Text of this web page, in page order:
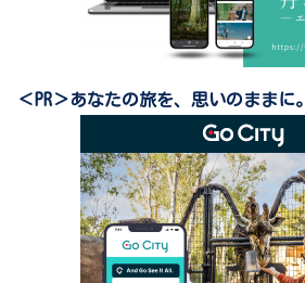
＜PR＞あなたの旅を、思いのままに。